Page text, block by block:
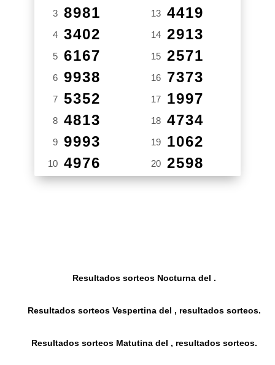
3 8981
4 3402
5 6167
6 9938
7 5352
8 4813
9 9993
10 4976
13 4419
14 2913
15 2571
16 7373
17 1997
18 4734
19 1062
20 2598
Resultados sorteos Nocturna del .
Resultados sorteos Vespertina del , resultados sorteos.
Resultados sorteos Matutina del , resultados sorteos.